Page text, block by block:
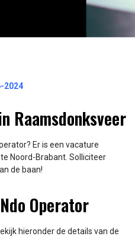
2024
Raamsdonksveer
Er is een vacature
Noord-Brabant. Solliciteer
de baan!
Operator
hieronder de details van de